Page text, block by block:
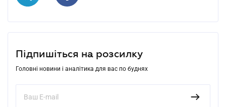
Підпишіться на розсилку
Головні новини і аналітика для вас по буднях